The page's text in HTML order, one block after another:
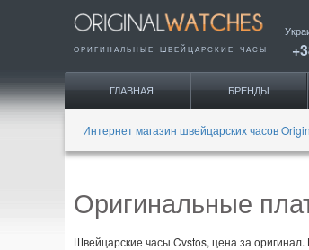
ОРИГИНАЛЬНЫЕ ШВЕЙЦАРСКИЕ ЧАСЫ
ГЛАВНАЯ БРЕНДЫ
Интернет магазин швейцарских часов
Оригинальные
Швейцарские часы Cvstos, цена за